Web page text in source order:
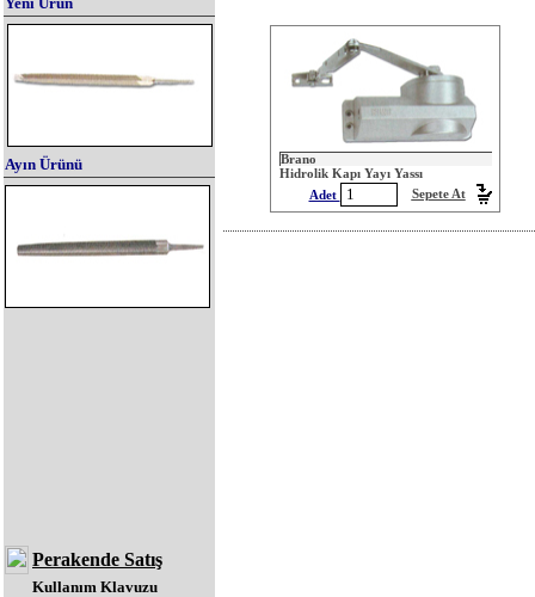
Ayın Ürünü
Perakende Satış
Kullanım Klavuzu
Brano
Hidrolik Kapı Yayı Yassı
Adet
Sepete At